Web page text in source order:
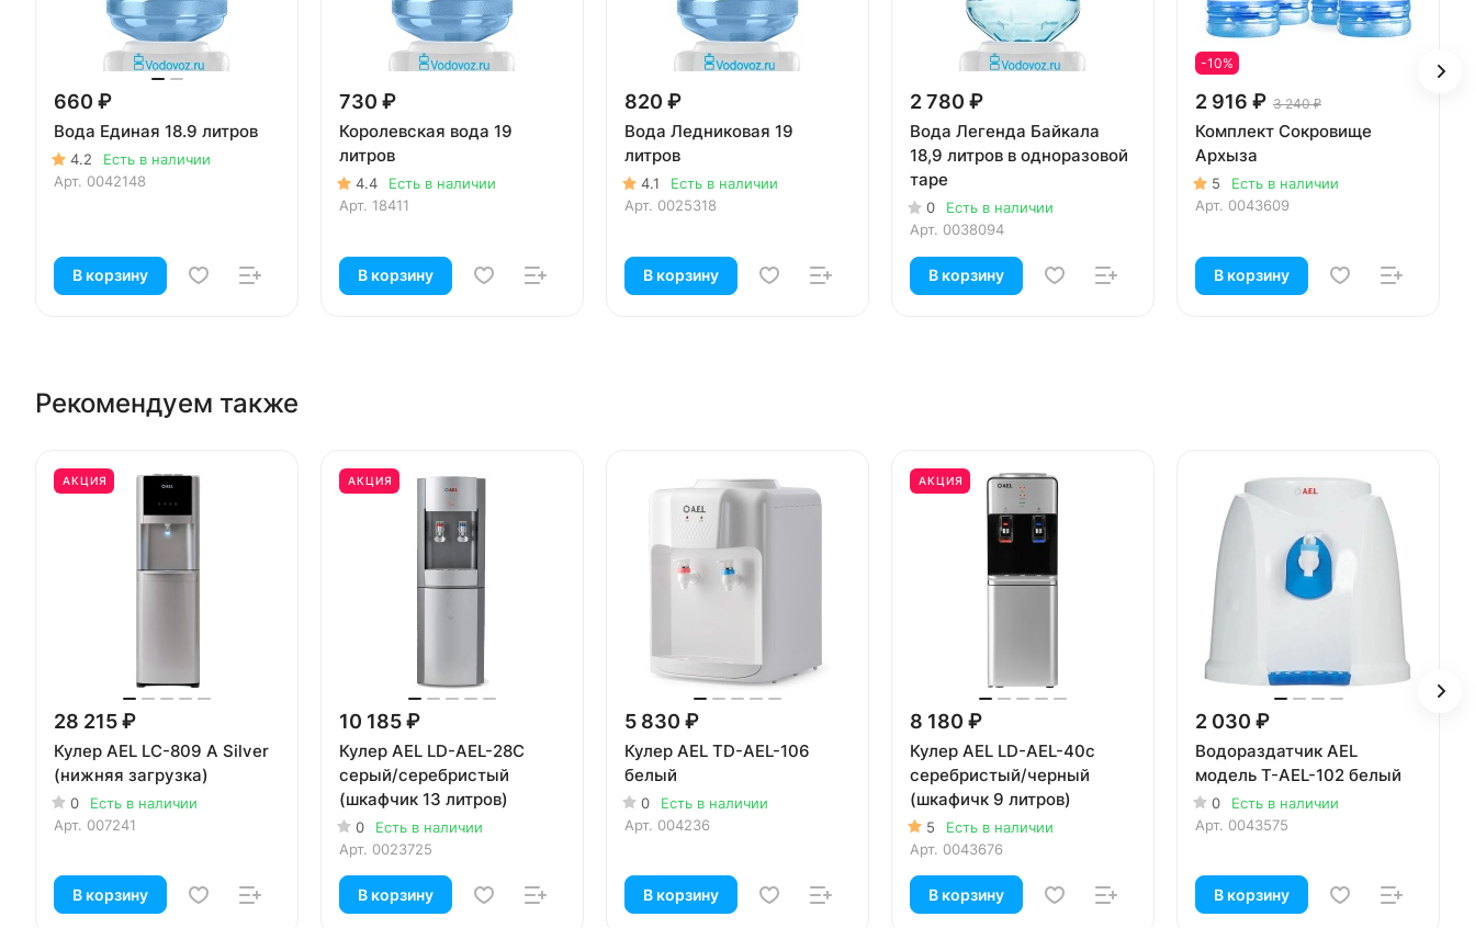
660 ₽
Вода Единая 18.9 литров
4.2
Есть в наличии
Арт. 0042148
В корзину
730 ₽
Королевская вода 19
литров
4.4
Есть в наличии
Арт. 18411
В корзину
820 ₽
Вода Ледниковая 19
литров
4.1
Есть в наличии
Арт. 0025318
В корзину
2 780 ₽
Вода Легенда Байкала
18,9 литров в одноразовой
таре
0
Есть в наличии
Арт. 0038094
В корзину
-10%
2 916 ₽ 3 240 ₽
Комплект Сокровище
Архыза
5
Есть в наличии
Арт. 0043609
В корзину
Рекомендуем также
АКЦИЯ
28 215 ₽
Кулер AEL LC-809 A Silver
(нижняя загрузка)
0
Есть в наличии
Арт. 007241
В корзину
АКЦИЯ
10 185 ₽
Кулер AEL LD-AEL-28C
серый/серебристый
(шкафчик 13 литров)
0
Есть в наличии
Арт. 0023725
В корзину
5 830 ₽
Кулер AEL TD-AEL-106
белый
0
Есть в наличии
Арт. 004236
В корзину
АКЦИЯ
8 180 ₽
Кулер AEL LD-AEL-40c
серебристый/черный
(шкафичк 9 литров)
5
Есть в наличии
Арт. 0043676
В корзину
2 030 ₽
Водораздатчик AEL
модель T-AEL-102 белый
0
Есть в наличии
Арт. 0043575
В корзину